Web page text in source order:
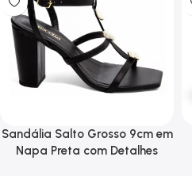
Sandália Salto Grosso 9cm em
Napa Preta com Detalhes